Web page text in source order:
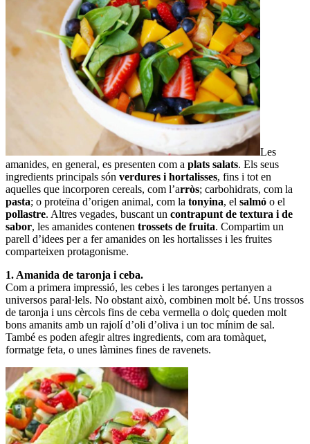
Les
amanides, en general, es presenten com a plats salats. Els seus
ingredients principals són verdures i hortalisses, fins i tot en
aquelles que incorporen cereals, com l’arròs; carbohidrats, com la
pasta; o proteïna d’origen animal, com la tonyina, el salmó o el
pollastre. Altres vegades, buscant un contrapunt de textura i de
sabor, les amanides contenen trossets de fruita. Compartim un
parell d’idees per a fer amanides on les hortalisses i les fruites
comparteixen protagonisme.
1. Amanida de taronja i ceba.
Com a primera impressió, les cebes i les taronges pertanyen a
universos paral·lels. No obstant això, combinen molt bé. Uns trossos
de taronja i uns cèrcols fins de ceba vermella o dolç queden molt
bons amanits amb un rajolí d’oli d’oliva i un toc mínim de sal.
També es poden afegir altres ingredients, com ara tomàquet,
formatge feta, o unes làmines fines de ravenets.